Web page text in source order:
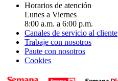
Horarios de atención
Lunes a Viernes
8:00 a.m. a 6:00 p.m.
Canales de servicio al cliente
Trabaje con nosotros
Paute con nosotros
Cookies